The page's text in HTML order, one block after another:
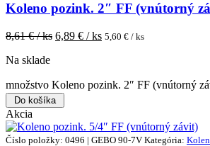
Koleno pozink. 2″ FF (vnútorný
8,61€ / ks 6,89 € / ks 5,60 € / ks
Na sklade
množstvo Koleno pozink. 2″ FF (vnútorný
Do košíka
Akcia
Číslo položky: 0496 | GEBO 90-7V Kategória: